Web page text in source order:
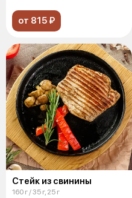
от 815 ₽
Стейк из свинины
160 г / 35 г, 25 г